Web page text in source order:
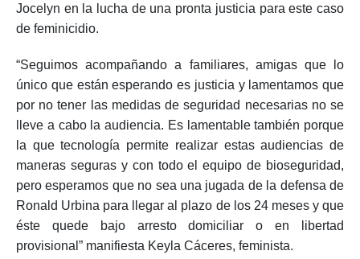
Jocelyn en la lucha de una pronta justicia para este caso
de feminicidio.
“Seguimos acompañando a familiares, amigas que lo
único que están esperando es justicia y lamentamos que
por no tener las medidas de seguridad necesarias no se
lleve a cabo la audiencia. Es lamentable también porque
la que tecnología permite realizar estas audiencias de
maneras seguras y con todo el equipo de bioseguridad,
pero esperamos que no sea una jugada de la defensa de
Ronald Urbina para llegar al plazo de los 24 meses y que
éste quede bajo arresto domiciliar o en libertad
provisional” manifiesta Keyla Cáceres, feminista.